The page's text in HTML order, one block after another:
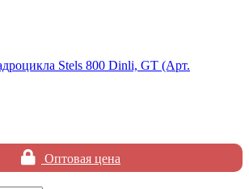
Stels 800 Dinli, GT (Арт.
Оптовая цена